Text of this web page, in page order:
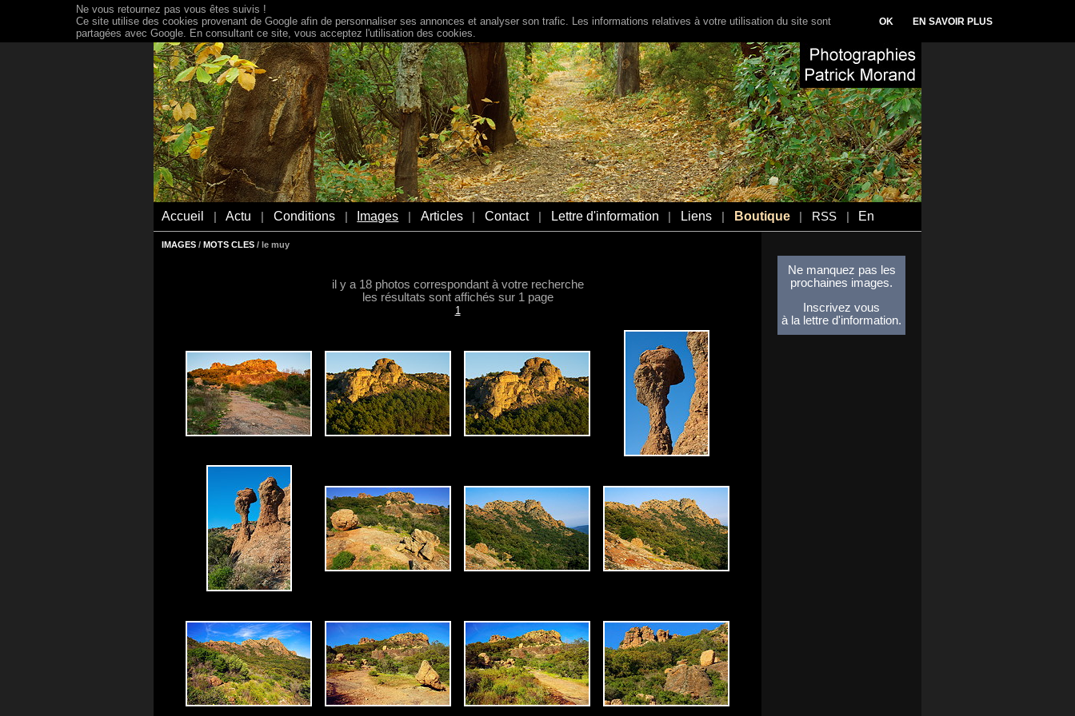
Accueil Actu Conditions Images Articles Contact Lettre d'information Liens Boutique RSS En
IMAGES / MOTS CLES / le muy
il y a 18 photos correspondant à votre recherche
les résultats sont affichés sur 1 page
1
Ne manquez pas les
prochaines images.
Inscrivez vous
à la lettre d'information.
Ne vous retournez pas vous êtes suivis !
Ce site utilise des cookies provenant de Google afin de personnaliser ses annonces et analyser son trafic. Les informations relatives à votre utilisation du site sont
partagées avec Google. En consultant ce site, vous acceptez l'utilisation des cookies.
OK EN SAVOIR PLUS